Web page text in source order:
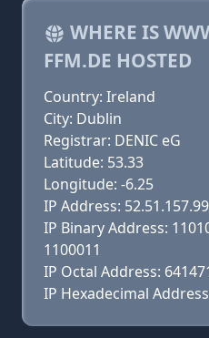
WHERE IS
FFM.DE HOSTED
Country: Ireland
City: Dublin
Registrar: DENIC eG
Latitude: 53.33
Longitude: -6.25
IP Address: 52.51.157.99
IP Binary Address:
1100011
IP Octal Address:
IP Hexadecimal